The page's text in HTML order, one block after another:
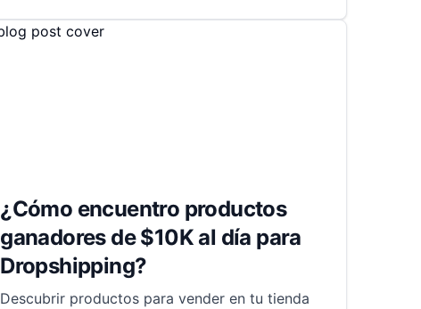
¿Cómo encuentro productos
ganadores de $10K al día para
Dropshipping?
Descubrir productos para vender en tu tienda